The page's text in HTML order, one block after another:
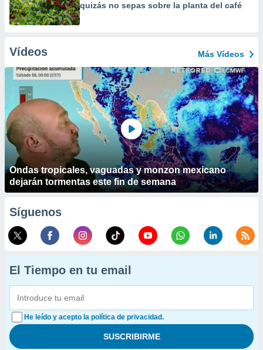
quizás no sepas sobre la planta del café
Vídeos Más Vídeos
Ondas tropicales, vaguadas y monzon mexicano
dejarán tormentas este fin de semana
Síguenos
El Tiempo en tu email
He leído y acepto la política de privacidad.